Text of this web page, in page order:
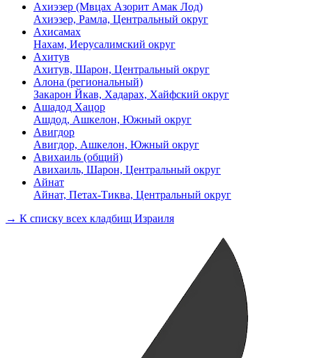
Ахиэзер (Мвцах Азорит Амак Лод)
Ахиэзер, Рамла, Центральный округ
Ахисамах
Нахам, Иерусалимский округ
Ахитув
Ахитув, Шарон, Центральный округ
Алона (региональный)
Закарон Йкав, Хадарах, Хайфский округ
Ашадод Хацор
Ашдод, Ашкелон, Южный округ
Авигдор
Авигдор, Ашкелон, Южный округ
Авихаиль (общий)
Авихаиль, Шарон, Центральный округ
Айнат
Айнат, Петах-Тиква, Центральный округ
→ К списку всех кладбищ Израиля